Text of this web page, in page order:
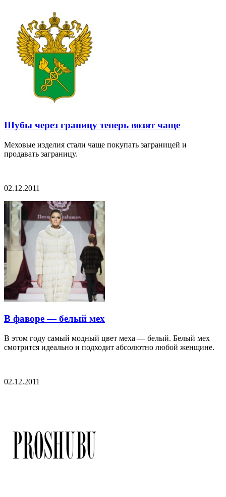
Шубы через границу теперь возят чаще
Меховые изделия стали чаще покупать заграницей и
продавать заграницу.
02.12.2011
В фаворе — белый мех
В этом году самый модный цвет меха — белый. Белый мех
смотрится идеально и подходит абсолютно любой женщине.
02.12.2011